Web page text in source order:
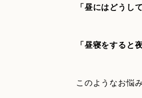
「昼にはどう
「昼寝をすると
このようなお悩